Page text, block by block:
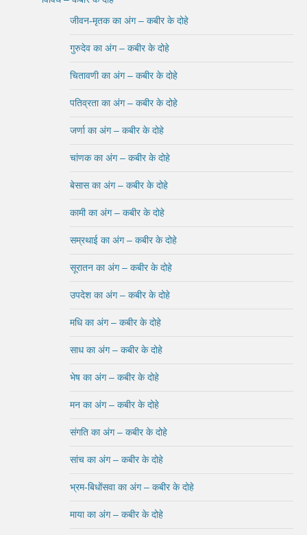
जीवन-मृतक का अंग – कबीर के दोहे
गुरुदेव का अंग – कबीर के दोहे
चितावणी का अंग – कबीर के दोहे
पतिव्रता का अंग – कबीर के दोहे
जर्णा का अंग – कबीर के दोहे
चांणक का अंग – कबीर के दोहे
बेसास का अंग – कबीर के दोहे
कामी का अंग – कबीर के दोहे
सम्रथाई का अंग – कबीर के दोहे
सूरातन का अंग – कबीर के दोहे
उपदेश का अंग – कबीर के दोहे
मधि का अंग – कबीर के दोहे
साध का अंग – कबीर के दोहे
भेष का अंग – कबीर के दोहे
मन का अंग – कबीर के दोहे
संगति का अंग – कबीर के दोहे
सांच का अंग – कबीर के दोहे
भ्रम-बिधोंसवा का अंग – कबीर के दोहे
माया का अंग – कबीर के दोहे